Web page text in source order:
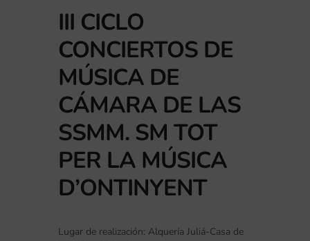
III CICLO
CONCIERTOS DE
MÚSICA DE
CÁMARA DE LAS
SSMM. SM TOT
PER LA MÚSICA
D’ONTINYENT
Lugar de realización: Alquería Juliá-Casa de